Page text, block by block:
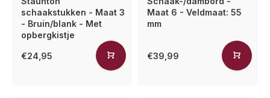
schaakstukken - Maat 3
- Bruin/blank - Met
opbergkistje
€24,95
Maat 6 - Veldmaat: 55
mm
€39,99